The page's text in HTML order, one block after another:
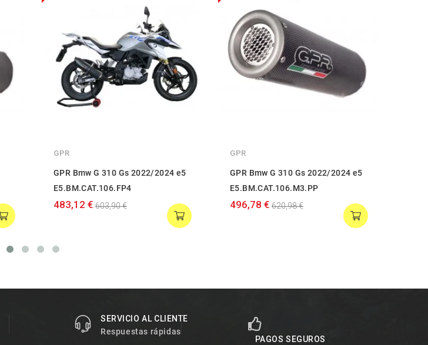
GPR
GPR Bmw G 310 Gs 2022/2024 e5
E5.BM.CAT.106.FP4
483,12 € 603,90 €
GPR
GPR Bmw G 310 Gs 2022/2024 e5
E5.BM.CAT.106.M3.PP
496,78 € 620,98 €
SERVICIO AL CLIENTE
Respuestas rápidas
PAGOS SEGUROS